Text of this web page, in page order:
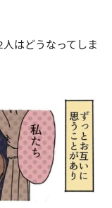
はどうなってしま